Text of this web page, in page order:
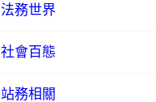
法務世界
社會百態
站務相關